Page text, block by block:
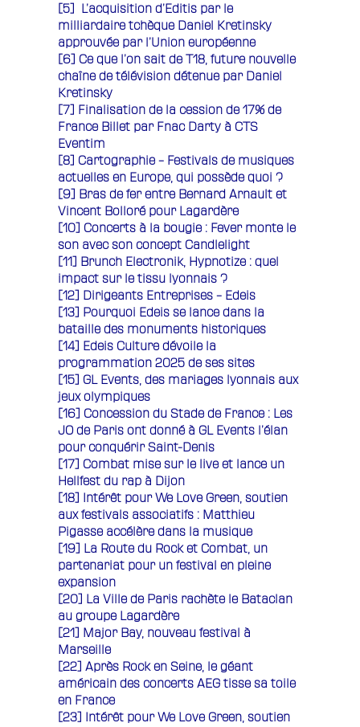
[5]
L’acquisition d’Editis par le
milliardaire tchèque Daniel Kretinsky
approuvée par l’Union européenne
[6] Ce que l’on sait de T18, future nouvelle
chaîne de télévision détenue par Daniel
Kretinsky
[7] Finalisation de la cession de 17% de
France Billet par Fnac Darty à CTS
Eventim
[8] Cartographie – Festivals de musiques
actuelles en Europe, qui possède quoi ?
[9] Bras de fer entre Bernard Arnault et
Vincent Bolloré pour Lagardère
[10] Concerts à la bougie : Fever monte le
son avec son concept Candlelight
[11] Brunch Electronik, Hypnotize : quel
impact sur le tissu lyonnais ?
[12] Dirigeants Entreprises – Edeis
[13] Pourquoi Edeis se lance dans la
bataille des monuments historiques
[14] Edeis Culture dévoile la
programmation 2025 de ses sites
[15] GL Events, des mariages lyonnais aux
jeux olympiques
[16] Concession du Stade de France : Les
JO de Paris ont donné à GL Events l’élan
pour conquérir Saint-Denis
[17] Combat mise sur le live et lance un
Hellfest du rap à Dijon
[18] Intérêt pour We Love Green, soutien
aux festivals associatifs : Matthieu
Pigasse accélère dans la musique
[19] La Route du Rock et Combat, un
partenariat pour un festival en pleine
expansion
[20] La Ville de Paris rachète le Bataclan
au groupe Lagardère
[21] Major Bay, nouveau festival à
Marseille
[22] Après Rock en Seine, le géant
américain des concerts AEG tisse sa toile
en France
[23]
Intérêt pour We Love Green, soutien